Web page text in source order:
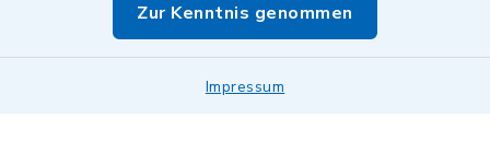
Zur Kenntnis genommen
Impressum
Impressum
Sitemap